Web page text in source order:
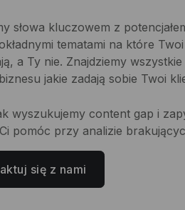
słowa kluczowem z
tematami na które
a Ty nie. Znajdziemy
jakie zadają sobie Twoi
wyszukujemy content gap i
pomóc przy analizie
się z nami